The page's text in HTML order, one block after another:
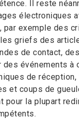
Il reste
électroniques
par exemple des
griefs des
de contact, des
événements à
de réception,
et coups de
pour la plupart